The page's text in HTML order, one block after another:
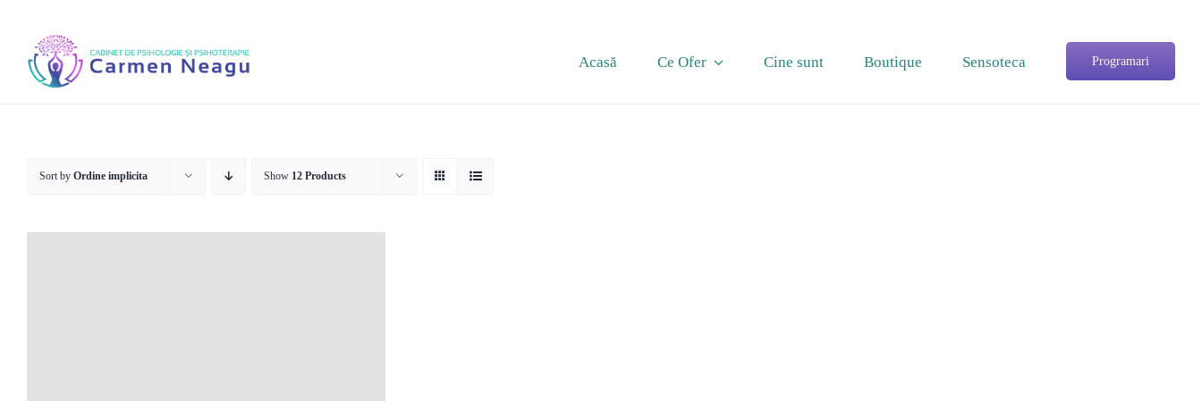
content
Acasă Ce Ofer Cine sunt Boutique Sensoteca Programari
Sort by Ordine implicita Show 12 Products